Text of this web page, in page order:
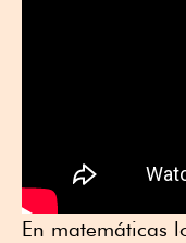
En matemáticas